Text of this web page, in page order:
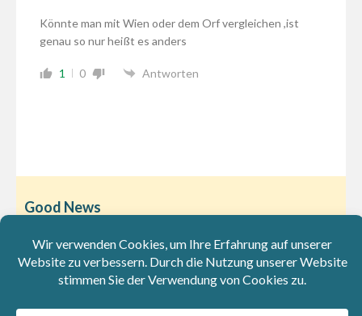
Wöchentlicher Newsletter
Könnte man mit Wien oder dem Orf vergleichen ,ist
genau so nur heißt es anders
1 0 Antworten
Good News